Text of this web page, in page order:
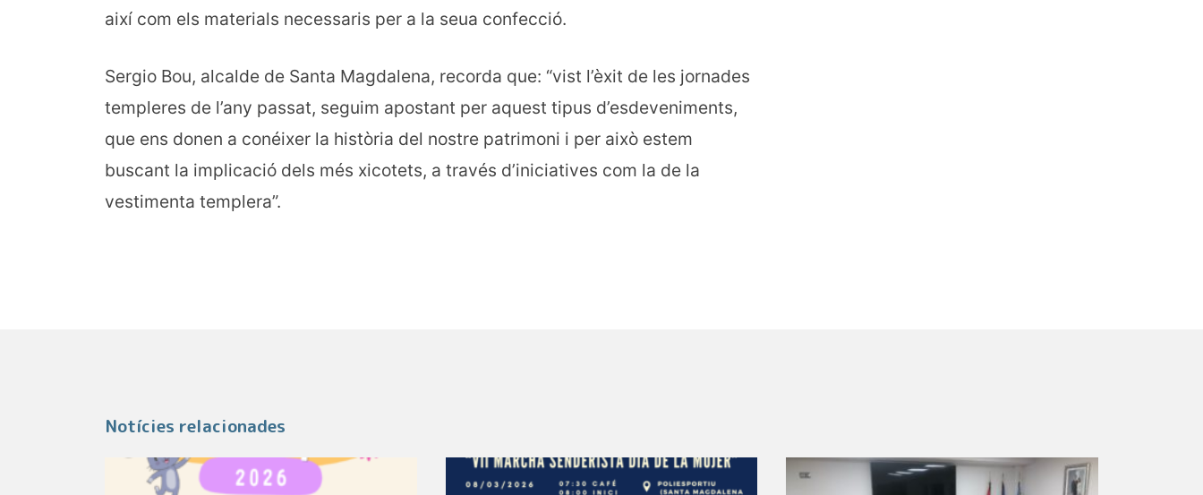
així com els materials necessaris per a la seua confecció.
Sergio Bou, alcalde de Santa Magdalena, recorda que: “vist l’èxit de les jornades
templeres de l’any passat, seguim apostant per aquest tipus d’esdeveniments,
que ens donen a conéixer la història del nostre patrimoni i per això estem
buscant la implicació dels més xicotets, a través d’iniciatives com la de la
vestimenta templera”.
Notícies relacionades